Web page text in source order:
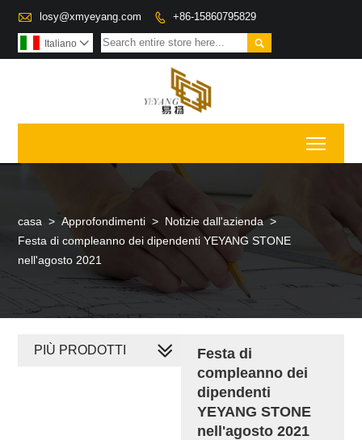
 losy@xmyeyang.com  +86-15860795829

Italiano 
casa > Approfondimenti > Notizie dall'azienda >
Festa di compleanno dei dipendenti YEYANG STONE
nell'agosto 2021
Festa di
compleanno dei
dipendenti
YEYANG STONE
nell'agosto 2021
PIÙ PRODOTTI